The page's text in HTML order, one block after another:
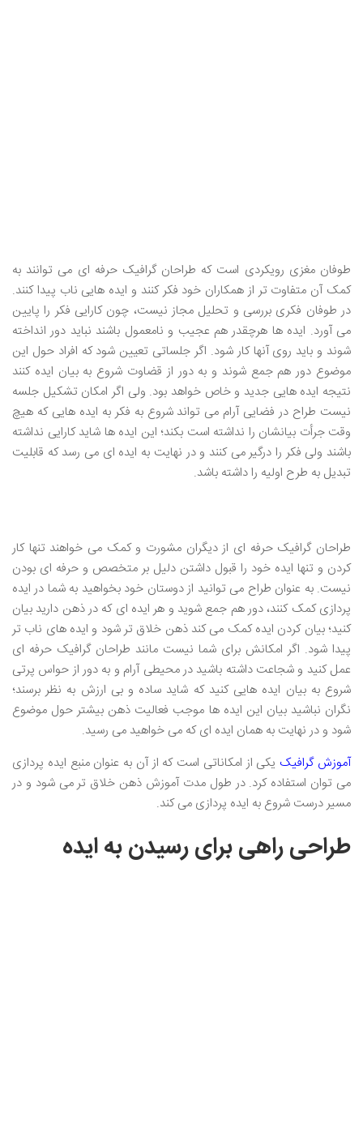
طوفان مغزی رویکردی است که طراحان گرافیک حرفه ای می توانند به
کمک آن متفاوت تر از همکاران خود فکر کنند و ایده هایی ناب پیدا کنند.
در طوفان فکری بررسی و تحلیل مجاز نیست، چون کارایی فکر را پایین
می آورد. ایده ها هرچقدر هم عجیب و نامعمول باشند نباید دور انداخته
شوند و باید روی آنها کار شود. اگر جلساتی تعیین شود که افراد حول این
موضوع دور هم جمع شوند و به دور از قضاوت شروع به بیان ایده کنند
نتیجه ایده هایی جدید و خاص خواهد بود. ولی اگر امکان تشکیل جلسه
نیست طراح در فضایی آرام می تواند شروع به فکر به ایده هایی که هیچ
وقت جرأت بیانشان را نداشته است بکند؛ این ایده ها شاید کارایی نداشته
باشند ولی فکر را درگیر می کنند و در نهایت به ایده ای می رسد که قابلیت
تبدیل به طرح اولیه را داشته باشد.
طراحان گرافیک حرفه ای از دیگران مشورت و کمک می خواهند تنها کار
کردن و تنها ایده خود را قبول داشتن دلیل بر متخصص و حرفه ای بودن
نیست. به عنوان طراح می توانید از دوستان خود بخواهید به شما در ایده
پردازی کمک کنند، دور هم جمع شوید و هر ایده ای که در ذهن دارید بیان
کنید؛ بیان کردن ایده کمک می کند ذهن خلاق تر شود و ایده های ناب تر
پیدا شود. اگر امکانش برای شما نیست مانند طراحان گرافیک حرفه ای
عمل کنید و شجاعت داشته باشید در محیطی آرام و به دور از حواس پرتی
شروع به بیان ایده هایی کنید که شاید ساده و بی ارزش به نظر برسند؛
نگران نباشید بیان این ایده ها موجب فعالیت ذهن بیشتر حول موضوع
شود و در نهایت به همان ایده ای که می خواهید می رسید.
آموزش گرافیک یکی از امکاناتی است که از آن به عنوان منبع ایده پردازی
می توان استفاده کرد. در طول مدت آموزش ذهن خلاق تر می شود و در
مسیر درست شروع به ایده پردازی می کند.
طراحی راهی برای رسیدن به ایده